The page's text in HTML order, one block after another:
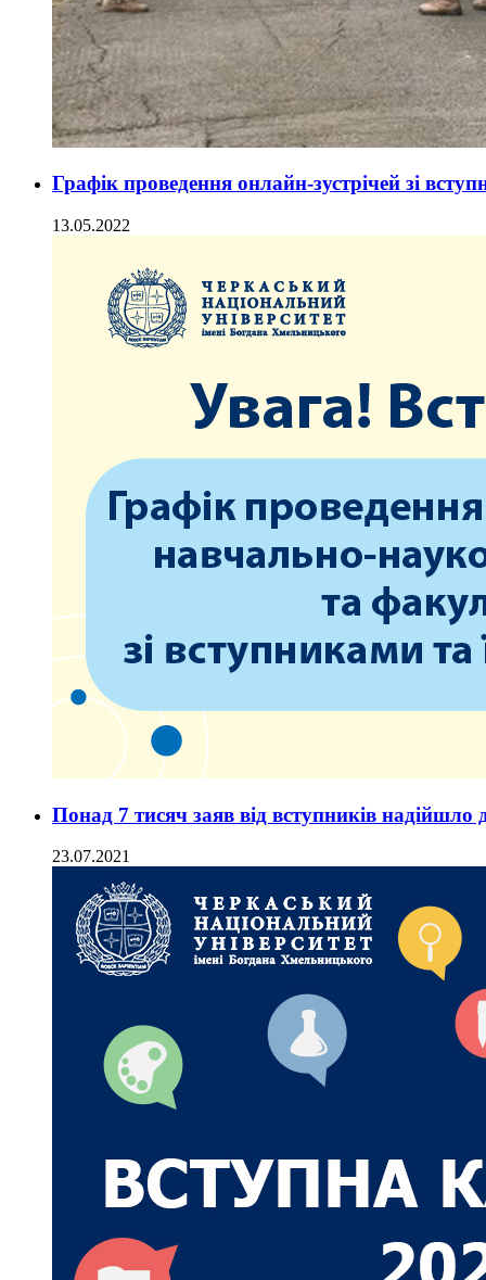
Графік проведення онлайн-зустрічей зі
13.05.2022
Понад 7 тисяч заяв від вступників надійшло
23.07.2021